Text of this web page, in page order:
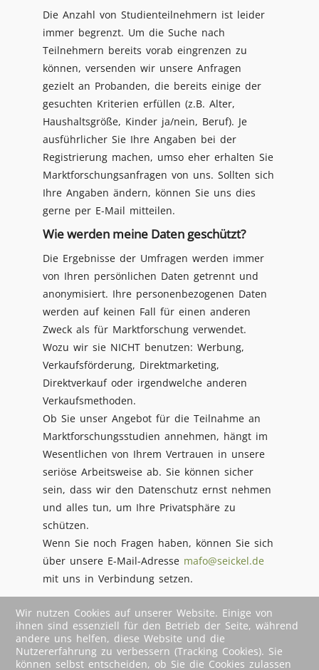
Die Anzahl von Studienteilnehmern ist leider
immer begrenzt. Um die Suche nach
Teilnehmern bereits vorab eingrenzen zu
können, versenden wir unsere Anfragen
gezielt an Probanden, die bereits einige der
gesuchten Kriterien erfüllen (z.B. Alter,
Haushaltsgröße, Kinder ja/nein, Beruf). Je
ausführlicher Sie Ihre Angaben bei der
Registrierung machen, umso eher erhalten Sie
Marktforschungsanfragen von uns. Sollten sich
Ihre Angaben ändern, können Sie uns dies
gerne per E-Mail mitteilen.
Wie werden meine Daten geschützt?
Die Ergebnisse der Umfragen werden immer
von Ihren persönlichen Daten getrennt und
anonymisiert. Ihre personenbezogenen Daten
werden auf keinen Fall für einen anderen
Zweck als für Marktforschung verwendet.
Wozu wir sie NICHT benutzen: Werbung,
Verkaufsförderung, Direktmarketing,
Direktverkauf oder irgendwelche anderen
Verkaufsmethoden.
Ob Sie unser Angebot für die Teilnahme an
Marktforschungsstudien annehmen, hängt im
Wesentlichen von Ihrem Vertrauen in unsere
seriöse Arbeitsweise ab. Sie können sicher
sein, dass wir den Datenschutz ernst nehmen
und alles tun, um Ihre Privatsphäre zu
schützen.
Wenn Sie noch Fragen haben, können Sie sich
über unsere E-Mail-Adresse mafo@seickel.de
mit uns in Verbindung setzen.
Wir nutzen Cookies auf unserer Website. Einige von
ihnen sind essenziell für den Betrieb der Seite, während
andere uns helfen, diese Website und die
Nutzererfahrung zu verbessern (Tracking Cookies). Sie
können selbst entscheiden, ob Sie die Cookies zulassen